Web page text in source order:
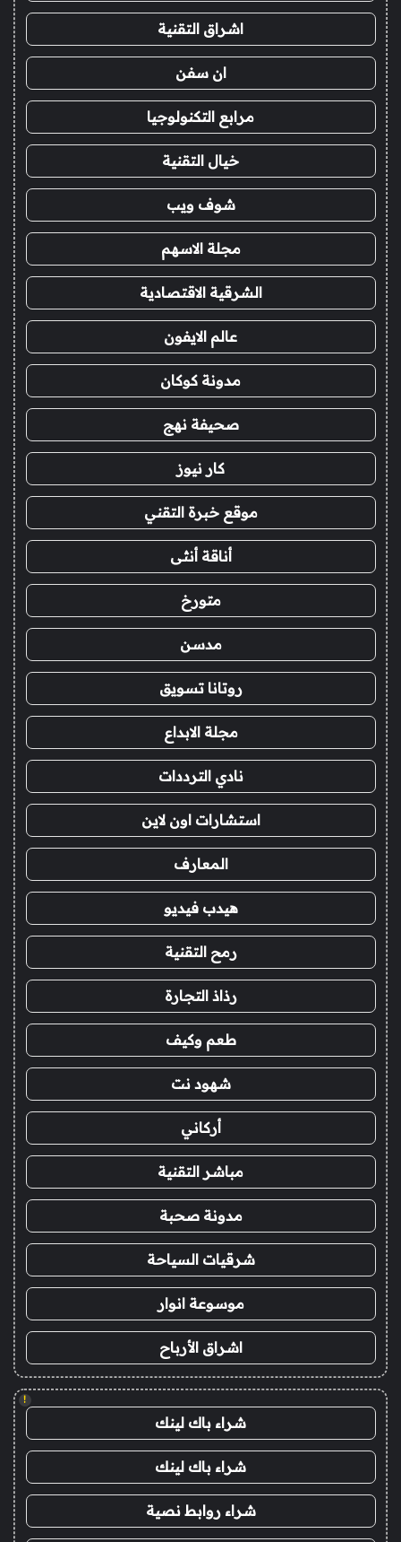
اشراق التقنية
ان سفن
مرابع التكنولوجيا
خيال التقنية
شوف ويب
مجلة الاسهم
الشرقية الاقتصادية
عالم الايفون
مدونة كوكان
صحيفة نهج
كار نيوز
موقع خبرة التقني
أناقة أنثى
متورخ
مدسن
روتانا تسويق
مجلة الابداع
نادي الترددات
استشارات اون لاين
المعارف
هيدب فيديو
رمح التقنية
رذاذ التجارة
طعم وكيف
شهود نت
أركاني
مباشر التقنية
مدونة صحبة
شرقيات السياحة
موسوعة انوار
اشراق الأرباح
!
شراء باك لينك
شراء باك لينك
شراء روابط نصية